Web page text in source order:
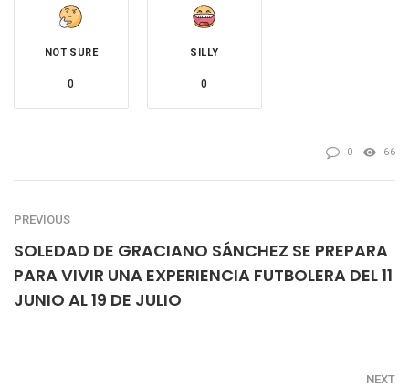
NOT SURE
0
SILLY
0
0 66
PREVIOUS
SOLEDAD DE GRACIANO SÁNCHEZ SE PREPARA
PARA VIVIR UNA EXPERIENCIA FUTBOLERA DEL 11
JUNIO AL 19 DE JULIO
NEXT